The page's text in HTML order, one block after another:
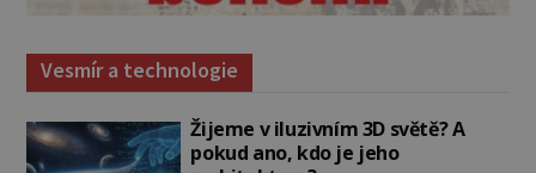
Vesmír a technologie
Žijeme v iluzivním 3D světě? A
pokud ano, kdo je jeho